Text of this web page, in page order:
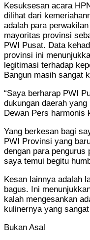
Kesuksesan acara
dilihat dari
adalah para
mayoritas provinsi
PWI Pusat. Data
provinsi ini
legitimasi terhadap
Bangun masih sangat
“Saya berharap PWI
dukungan daerah
Dewan Pers harmonis
Yang berkesan bagi
PWI Provinsi yang
dengan para
saya temui begitu
Kesan lainnya adalah
bagus. Ini
kalah mengesankan
kulinernya yang
Bukan Asal